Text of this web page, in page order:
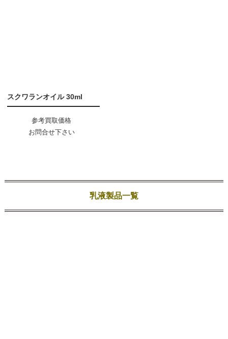
スクワランオイル 30ml
参考買取価格
お問合せ下さい
乳液製品一覧